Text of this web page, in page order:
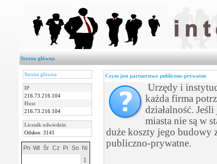
Strona główna
Strona główna
IP
216.73.216.104
Host
216.73.216.104
Licznik odwiedzin
Odsłon: 3141
Pn Wt Śr Cz Pi So
Ni
1
Czym jest partnerstwo publiczno-prywatne
Urzędy i
każda firma
działalność.
miasta nie są w
duże koszty jego budowy
publiczno-prywatne.